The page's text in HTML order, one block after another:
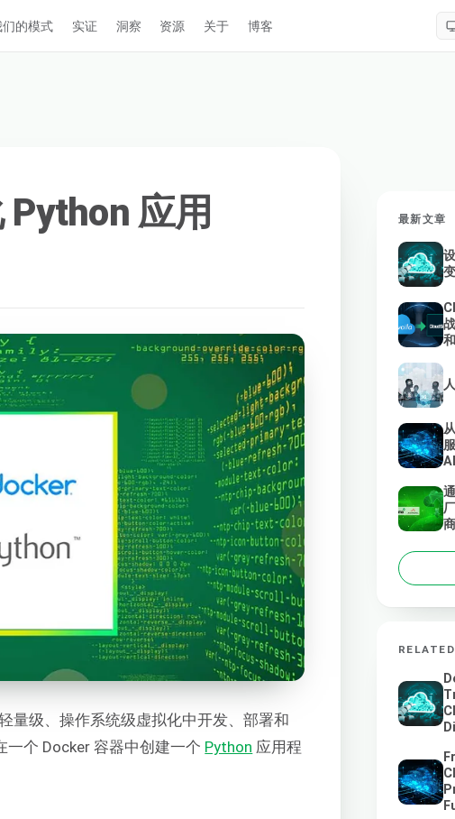
们的模式 实证 洞察 资源 关于 博客
应用
量级、操作系统级虚拟化中开发、部署和
个 Docker 容器中创建一个 Python 应用程
最新文章
商